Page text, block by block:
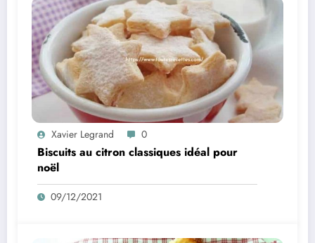
Xavier Legrand 0
Biscuits au citron classiques idéal pour
noël
09/12/2021